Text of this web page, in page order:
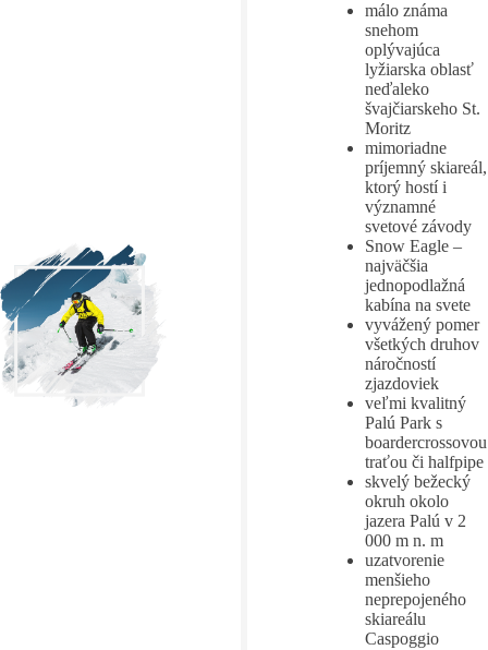
málo známa
snehom
oplývajúca
lyžiarska oblasť
neďaleko
švajčiarskeho St.
Moritz
mimoriadne
príjemný skiareál,
ktorý hostí i
významné
svetové závody
Snow Eagle –
najväčšia
jednopodlažná
kabína na svete
vyvážený pomer
všetkých druhov
náročností
zjazdoviek
veľmi kvalitný
Palú Park s
boardercrossovou
traťou či halfpipe
skvelý bežecký
okruh okolo
jazera Palú v 2
000 m n. m
uzatvorenie
menšieho
neprepojeného
skiareálu
Caspoggio